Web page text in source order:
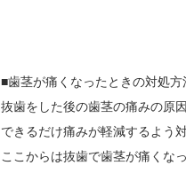
■歯茎が痛くなったときの対処方
抜歯をした後の歯茎の痛みの原
できるだけ痛みが軽減するよう
ここからは抜歯で歯茎が痛くな